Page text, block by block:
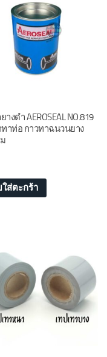
างดำ AEROSEAL NO.819
าท่อ กาวทาฉนวนยาง
ส่ตะกร้า